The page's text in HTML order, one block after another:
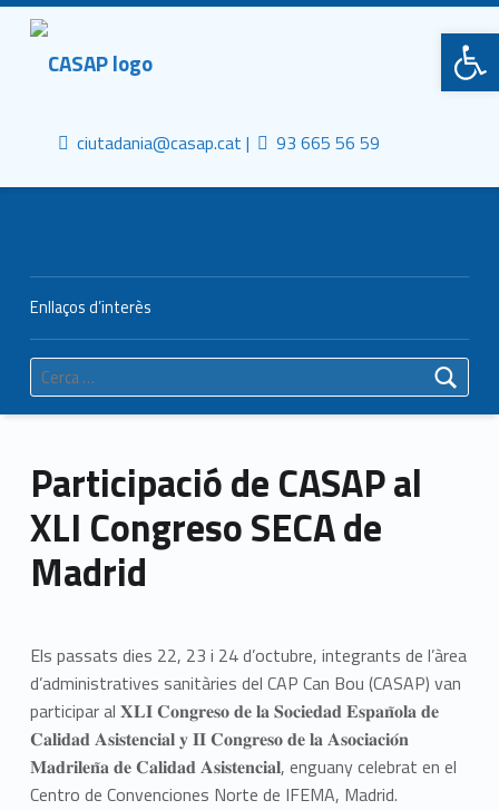
Obre la barra d'eines
ciutadania@casap.cat |
93 665 56 59
Header info sidebar
Enllaços d’interès
Cerca:
Participació de CASAP al
XLI Congreso SECA de
Madrid
Els passats dies 22, 23 i 24 d’octubre, integrants de l’àrea
d’administratives sanitàries del CAP Can Bou (CASAP) van
participar al 𝐗𝐋𝐈 𝐂𝐨𝐧𝐠𝐫𝐞𝐬𝐨 𝐝𝐞 𝐥𝐚 𝐒𝐨𝐜𝐢𝐞𝐝𝐚𝐝 𝐄𝐬𝐩𝐚𝐧̃𝐨𝐥𝐚 𝐝𝐞
𝐂𝐚𝐥𝐢𝐝𝐚𝐝 𝐀𝐬𝐢𝐬𝐭𝐞𝐧𝐜𝐢𝐚𝐥 𝐲 𝐈𝐈 𝐂𝐨𝐧𝐠𝐫𝐞𝐬𝐨 𝐝𝐞 𝐥𝐚 𝐀𝐬𝐨𝐜𝐢𝐚𝐜𝐢𝐨́𝐧
𝐌𝐚𝐝𝐫𝐢𝐥𝐞𝐧̃𝐚 𝐝𝐞 𝐂𝐚𝐥𝐢𝐝𝐚𝐝 𝐀𝐬𝐢𝐬𝐭𝐞𝐧𝐜𝐢𝐚𝐥, enguany celebrat en el
Centro de Convenciones Norte de IFEMA, Madrid.